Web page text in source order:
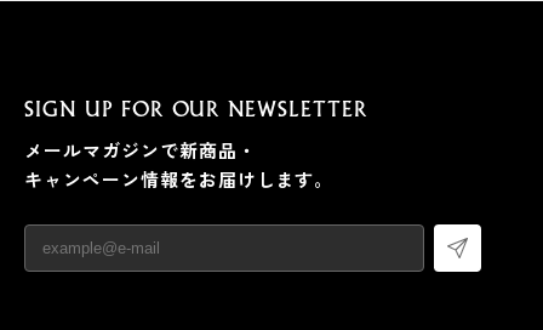
SIGN UP FOR OUR NEWSLETTER
メールマガジンで新商品・
キャンペーン情報をお届けします。